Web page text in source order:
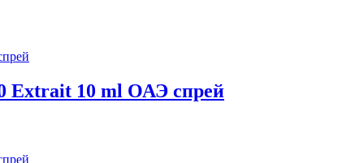
Extrait 10 ml ОАЭ спрей